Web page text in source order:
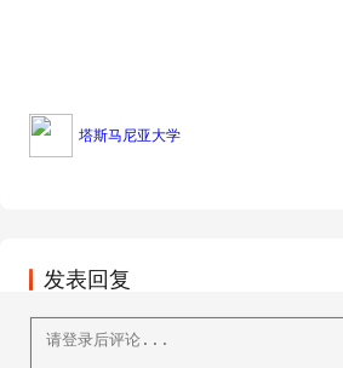
塔斯马尼亚大学
发表回复